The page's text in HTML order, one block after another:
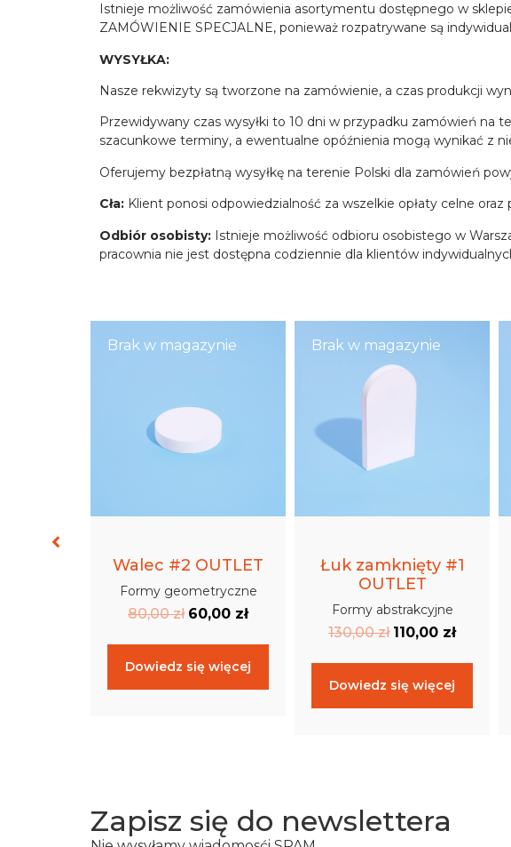
Istnieje możliwość zamówienia asortymentu dostępnego w
ZAMÓWIENIE SPECJALNE, ponieważ rozpatrywane są
WYSYŁKA:
Nasze rekwizyty są tworzone na zamówienie, a czas produkcji
Przewidywany czas wysyłki to 10 dni w przypadku zamówień na
szacunkowe terminy, a ewentualne opóźnienia mogą wynikać z
Oferujemy bezpłatną wysyłkę na terenie Polski dla zamówień
Cła: Klient ponosi odpowiedzialność za wszelkie opłaty celne
Odbiór osobisty: Istnieje możliwość odbioru osobistego w
pracownia nie jest dostępna codziennie dla klientów
Brak w magazynie
Walec #2 OUTLET
Formy geometryczne
80,00zł 60,00 zł
Dowiedz się więcej
Brak w magazynie
Łuk zamknięty #1
OUTLET
Formy abstrakcyjne
130,00zł 110,00 zł
Dowiedz się więcej
Zapisz się do newslettera